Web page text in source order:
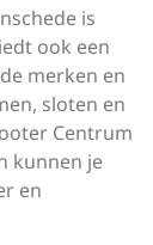
is
ook een
merken en
sloten en
Centrum
kunnen je
en